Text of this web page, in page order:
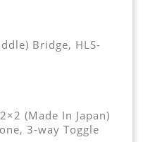
Bridge, HLS-
(Made In Japan)
3-way Toggle